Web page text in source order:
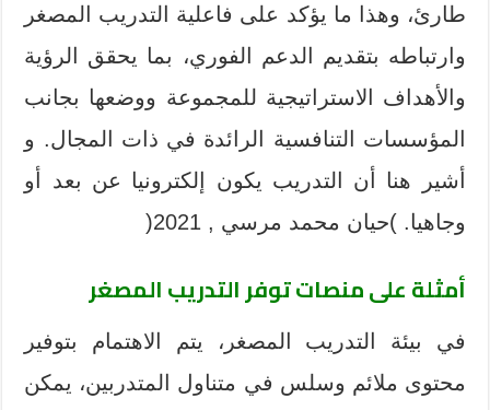
طارئ، وهذا ما يؤكد على فاعلية التدريب المصغر
وارتباطه بتقديم الدعم الفوري، بما يحقق الرؤية
والأهداف الاستراتيجية للمجموعة ووضعها بجانب
المؤسسات التنافسية الرائدة في ذات المجال. و
أشير هنا أن التدريب يكون إلكترونيا عن بعد أو
وجاهيا. )حيان محمد مرسي , 2021(
أمثلة على منصات توفر التدريب المصغر
في بيئة التدريب المصغر، يتم الاهتمام بتوفير
محتوى ملائم وسلس في متناول المتدربين، يمكن